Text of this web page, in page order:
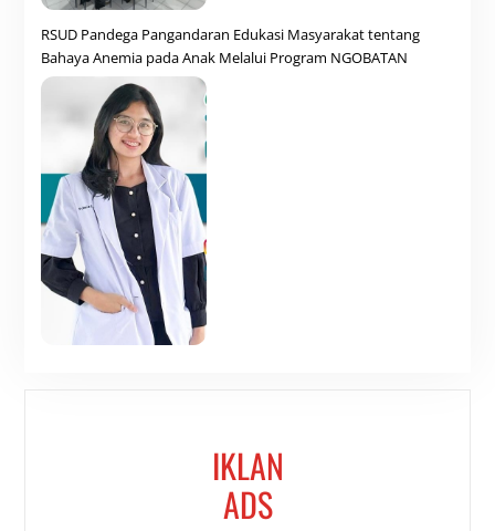
RSUD Pandega Pangandaran Edukasi Masyarakat tentang
Bahaya Anemia pada Anak Melalui Program NGOBATAN
IKLAN
ADS